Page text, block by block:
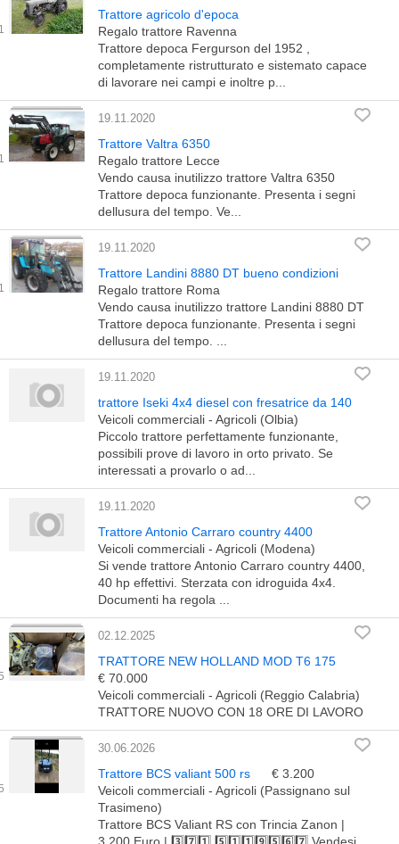
Trattore agricolo d'epoca
Regalo trattore Ravenna
Trattore depoca Fergurson del 1952 ,
completamente ristrutturato e sistemato capace
di lavorare nei campi e inoltre p...
19.11.2020
Trattore Valtra 6350
Regalo trattore Lecce
Vendo causa inutilizzo trattore Valtra 6350
Trattore depoca funzionante. Presenta i segni
dellusura del tempo. Ve...
19.11.2020
Trattore Landini 8880 DT bueno condizioni
Regalo trattore Roma
Vendo causa inutilizzo trattore Landini 8880 DT
Trattore depoca funzionante. Presenta i segni
dellusura del tempo. ...
19.11.2020
trattore Iseki 4x4 diesel con fresatrice da 140
Veicoli commerciali - Agricoli (Olbia)
Piccolo trattore perfettamente funzionante,
possibili prove di lavoro in orto privato. Se
interessati a provarlo o ad...
19.11.2020
Trattore Antonio Carraro country 4400
Veicoli commerciali - Agricoli (Modena)
Si vende trattore Antonio Carraro country 4400,
40 hp effettivi. Sterzata con idroguida 4x4.
Documenti ha regola ...
02.12.2025
TRATTORE NEW HOLLAND MOD T6 175
€ 70.000
Veicoli commerciali - Agricoli (Reggio Calabria)
TRATTORE NUOVO CON 18 ORE DI LAVORO
30.06.2026
Trattore BCS valiant 500 rs
€ 3.200
Veicoli commerciali - Agricoli (Passignano sul
Trasimeno)
Trattore BCS Valiant RS con Trincia Zanon |